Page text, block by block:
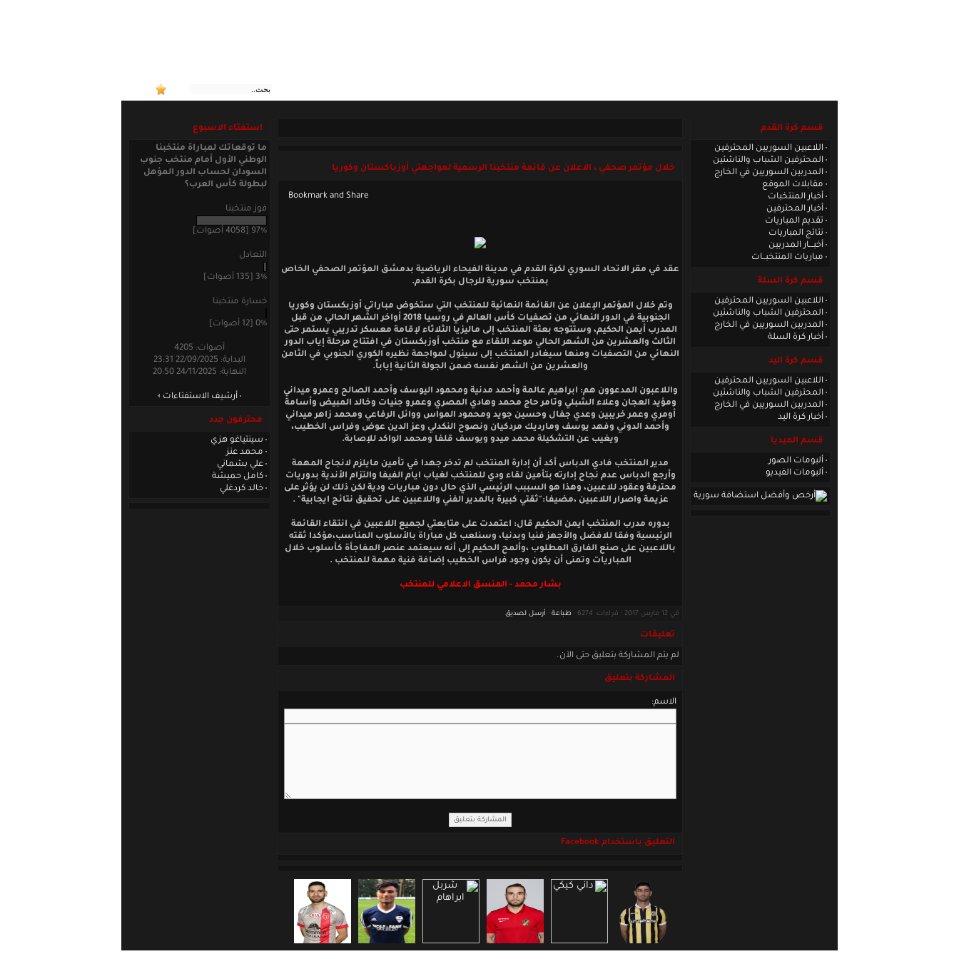
قسم كرة القدم
اللاعبين السوريين المحترفين
المحترفين الشباب والناشئين
المدربين السوريين في الخارج
مقابلات الموقع
أخبار المنتخبات
أخبار المحترفين
تقديم المباريات
نتائج المباريات
أخبـــار المدربين
مباريات المنتخبــات
قسم كرة السلة
اللاعبين السوريين المحترفين
المحترفين الشباب والناشئين
المدربين السوريين في الخارج
أخبار كرة السلة
قسم كرة اليد
اللاعبين السوريين المحترفين
المحترفين الشباب والناشئين
المدربين السوريين في الخارج
أخبار كرة اليد
قسم الميديا
ألبومات الصور
ألبومات الفيديو
خلال مؤتمر صحفي ، الاعلان عن قائمة منتخبنا الرسمية لمواجهتي أوزباكستان وكوريا
عقد في مقر الاتحاد السوري لكرة القدم في مدينة الفيحاء الرياضية بدمشق المؤتمر الصحفي الخاص
بمنتخب سورية للرجال بكرة القدم.
وتم خلال المؤتمر الإعلان عن القائمة النهائية للمنتخب التي ستخوض مباراتي أوزبكستان وكوريا
الجنوبية في الدور النهائي من تصفيات كأس العالم في روسيا 2018 أواخر الشهر الحالي من قبل
المدرب أيمن الحكيم، وستتوجه بعثة المنتخب إلى ماليزيا الثلاثاء لإقامة معسكر تدريبي يستمر حتى
الثالث والعشرين من الشهر الحالي موعد اللقاء مع منتخب أوزبكستان في افتتاح مرحلة إياب الدور
النهائي من التصفيات ومنها سيغادر المنتخب إلى سيئول لمواجهة نظيره الكوري الجنوبي في الثامن
والعشرين من الشهر نفسه ضمن الجولة الثانية إياباً.
واللاعبون المدعوون هم: ابراهيم عالمة وأحمد مدنية ومحمود اليوسف وأحمد الصالح وعمرو ميداني
ومؤيد العجان وعلاء الشبلي وتامر حاج محمد وهادي المصري وعمرو جنيات وخالد المبيض وأسامة
أومري وعمر خريبين وعدي جفال وحسين جويد ومحمود المواس ووائل الرفاعي ومحمد زاهر ميداني
وأحمد الدوني وفهد يوسف ومارديك مردكيان ونصوح النكدلي وعز الدين عوض وفراس الخطيب،
ويغيب عن التشكيلة محمد ميدو ويوسف قلفا ومحمد الواكد للإصابة.
مدير المنتخب فادي الدباس أكد أن إدارة المنتخب لم تدخر جهدا في تأمين مايلزم لانجاح المهمة
وأرجع الدباس عدم نجاح إدارته بتأمين لقاء ودي للمنتخب لغياب ايام الفيفا والتزام الأندية بدوريات
محترفة وعقود للاعبين، وهذا هو السببب الرئيسي الذي حال دون مباريات ودية لكن ذلك لن يؤثر على
عزيمة واصرار اللاعبين ،مضيفا:"ثقتي كبيرة بالمدير الفني واللاعبين على تحقيق نتائج ايجابية" .
بدوره مدرب المنتخب ايمن الحكيم قال: اعتمدت على متابعتي لجميع اللاعبين في انتقاء القائمة
الرئيسية وفقا للافضل والأجهز فنيا وبدنيا، وسنلعب كل مباراة بالأسلوب المناسب،مؤكدا ثقته
باللاعبين على صنع الفارق المطلوب ،وألمح الحكيم إلى أنه سيعتمد عنصر المفاجأة كأسلوب خلال
المباريات وتمنى أن يكون وجود فراس الخطيب إضافة فنية مهمة للمنتخب .
بشار محمد - المنسق الاعلامي للمنتخب
في 12 مارس 2017 · قراءات: 6274 · طباعة أرسل لصديق
تعليقات
لم يتم المشاركة بتعليق حتى الآن.
المشاركة بتعليق
الاسم:
التعليق باستخدام Facebook
استفتاء الاسبوع
ما توقعاتك لمباراة منتخبنا
الوطني الأول أمام منتخب جنوب
السودان لحساب الدور المؤهل
لبطولة كأس العرب؟
فوز منتخبنا
97% [4058 أصوات]
التعادل
3% [135 أصوات]
خسارة منتخبنا
0% [12 أصوات]
أصوات: 4205
البداية: 22/09/2025 23:31
النهاية: 24/11/2025 20:50
أرشيف الاستفتاءات
محترفون جدد
سينتياغو هزي
محمد عنز
علي بشماني
كامل حميشة
خالد كردغلي